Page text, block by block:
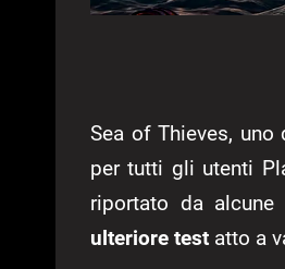
Sea of Thieves,
per tutti gli utenti
riportato da
ulteriore test atto a